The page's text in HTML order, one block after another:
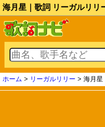
海月星｜歌詞 リーガルリリ
ホーム > リーガルリリー > 海月星